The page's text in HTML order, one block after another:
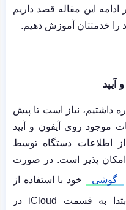
این مقاله قصد داریم
را خدمتتان آموزش دهیم.
آیپد
داشتیم، نیاز است تا پیش
موجود روی آیفون و آیپد
اطلاعات دستگاه توسط
امکان پذیر است. در صورت
گوشی
خود با استفاده از
به قسمت iCloud در